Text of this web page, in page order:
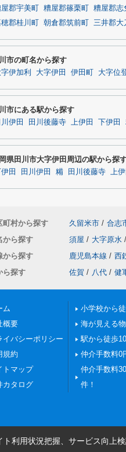
郡宇美町
糟屋郡篠栗町 糟屋郡志
郡桂川町
朝倉郡筑前町 三井郡大
市の町名から探す
字伊加利 大字伊田 伊田町 大字位
市にある駅から探す
川伊田 田川後藤寺 上伊田 下伊田
県田川市大字伊田周辺の駅から探
田 田川伊田 糒 田川後藤寺 上伊
町村から探す 久留米市 / 合志
から探す
須屋 / 大字原水 /
から探す
鹿児島本線 / 西
ら探す
佐賀 / 八代 / 健
ム
概要
イバシーポリシー
規約
トマップ
カタログ
小学校から
海が見える
駅から徒歩
仲介手数料0
仲介手数料
件！
利用状況把握、サービス向上